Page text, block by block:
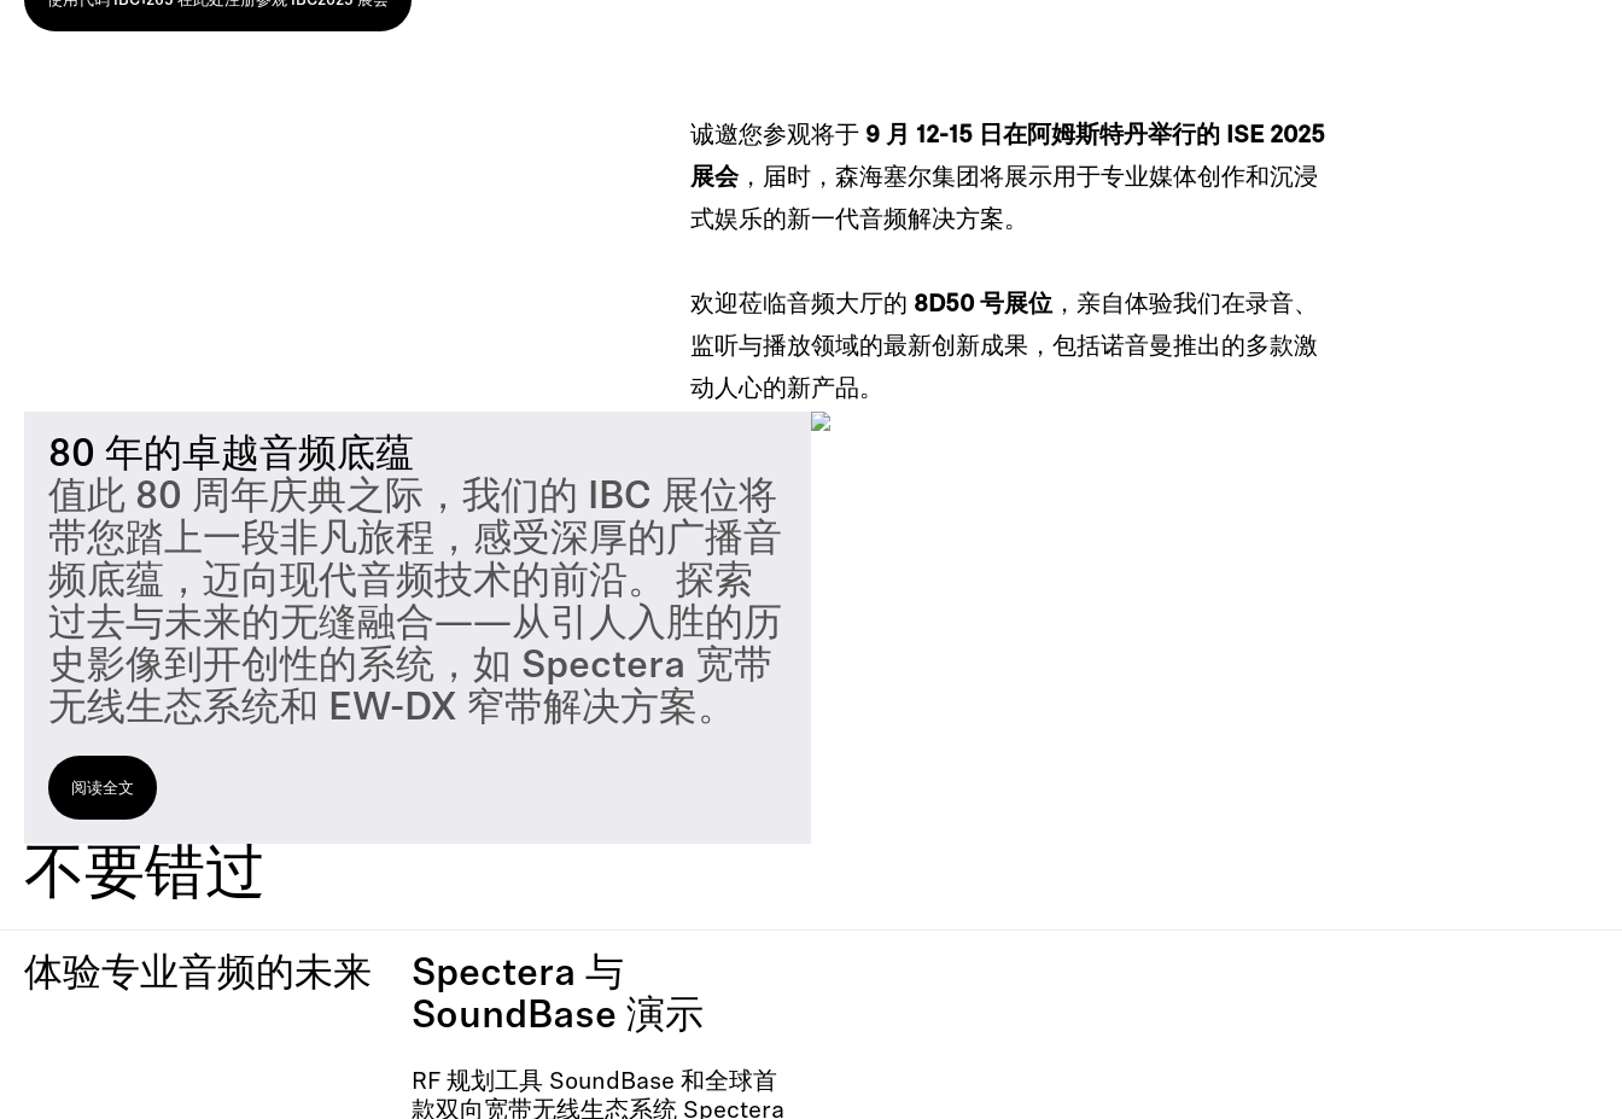
诚邀您参观将于 9 月 12-15 日在阿姆斯特丹举行的 ISE 2025
展会，届时，森海塞尔集团将展示用于专业媒体创作和沉浸
式娱乐的新一代音频解决方案。
欢迎莅临音频大厅的 8D50 号展位，亲自体验我们在录音、
监听与播放领域的最新创新成果，包括诺音曼推出的多款激
动人心的新产品。
80 年的卓越音频底蕴
值此 80 周年庆典之际，我们的 IBC 展位将
带您踏上一段非凡旅程，感受深厚的广播音
频底蕴，迈向现代音频技术的前沿。 探索
过去与未来的无缝融合——从引人入胜的历
史影像到开创性的系统，如 Spectera 宽带
无线生态系统和 EW-DX 窄带解决方案。
阅读全文
不要错过
体验专业音频的未来
Spectera 与
SoundBase 演示
RF 规划工具 SoundBase 和全球首
款双向宽带无线生态系统 Spectera